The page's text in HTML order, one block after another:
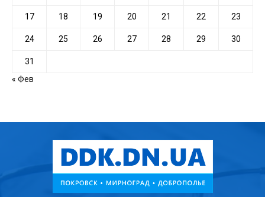
17 18 19 20 21 22 23
24 25 26 27 28 29 30
31
« Фев